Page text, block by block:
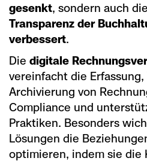
gesenkt, sondern auch die
Transparenz der
verbessert.
Die digitale
vereinfacht die
Archivierung von
Compliance und
Praktiken. Besonders
Lösungen die
optimieren, indem sie die